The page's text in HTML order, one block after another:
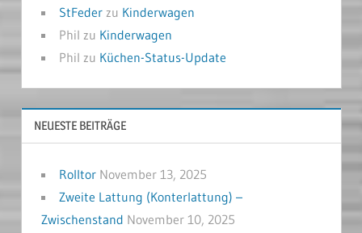
StFederzu Kinderwagen
Phil zu Kinderwagen
Phil zu Küchen-Status-Update
NEUESTE BEITRÄGE
Rolltor November 13, 2025
Zweite Lattung (Konterlattung) –
Zwischenstand November 10, 2025